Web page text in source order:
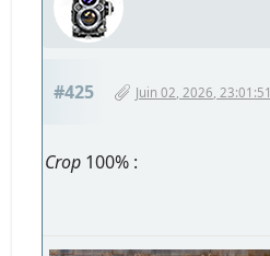
#425 Juin 02, 2026, 23:01:51
Crop 100% :